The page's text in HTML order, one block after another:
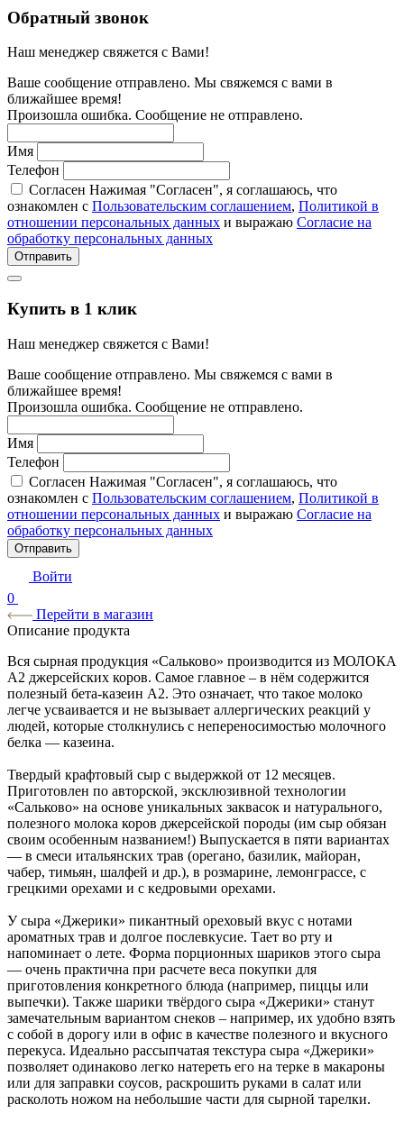
Обратный звонок
Наш менеджер свяжется с Вами!
Ваше сообщение отправлено. Мы свяжемся с вами в
ближайшее время!
Произошла ошибка. Сообщение не отправлено.
Имя
Телефон
Согласен Нажимая "Согласен", я соглашаюсь, что
ознакомлен с Пользовательским соглашением, Политикой в
отношении персональных данных и выражаю Согласие на
обработку персональных данных
Отправить
Купить в 1 клик
Наш менеджер свяжется с Вами!
Ваше сообщение отправлено. Мы свяжемся с вами в
ближайшее время!
Произошла ошибка. Сообщение не отправлено.
Имя
Телефон
Согласен Нажимая "Согласен", я соглашаюсь, что
ознакомлен с Пользовательским соглашением, Политикой в
отношении персональных данных и выражаю Согласие на
обработку персональных данных
Отправить
Войти
0
Перейти в магазин
Описание продукта
Вся сырная продукция «Сальково» производится из МОЛОКА
А2 джерсейских коров. Самое главное – в нём содержится
полезный бета-казеин А2. Это означает, что такое молоко
легче усваивается и не вызывает аллергических реакций у
людей, которые столкнулись с непереносимостью молочного
белка — казеина.
Твердый крафтовый сыр с выдержкой от 12 месяцев.
Приготовлен по авторской, эксклюзивной технологии
«Сальково» на основе уникальных заквасок и натурального,
полезного молока коров джерсейской породы (им сыр обязан
своим особенным названием!) Выпускается в пяти вариантах
— в смеси итальянских трав (орегано, базилик, майоран,
чабер, тимьян, шалфей и др.), в розмарине, лемонграссе, с
грецкими орехами и с кедровыми орехами.
У сыра «Джерики» пикантный ореховый вкус с нотами
ароматных трав и долгое послевкусие. Тает во рту и
напоминает о лете. Форма порционных шариков этого сыра
— очень практична при расчете веса покупки для
приготовления конкретного блюда (например, пиццы или
выпечки). Также шарики твёрдого сыра «Джерики» станут
замечательным вариантом снеков – например, их удобно взять
с собой в дорогу или в офис в качестве полезного и вкусного
перекуса. Идеально рассыпчатая текстура сыра «Джерики»
позволяет одинаково легко натереть его на терке в макароны
или для заправки соусов, раскрошить руками в салат или
расколоть ножом на небольшие части для сырной тарелки.